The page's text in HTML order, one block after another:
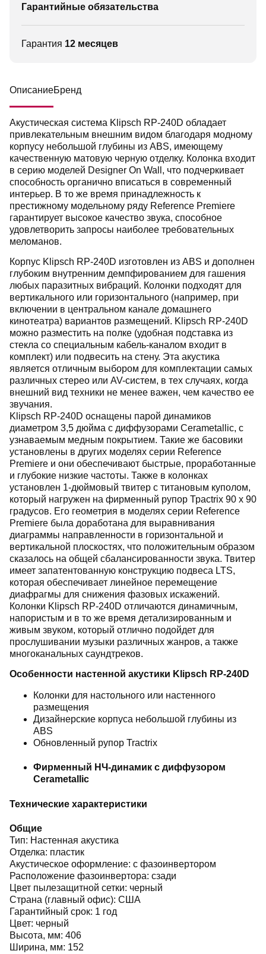
Гарантийные обязательства
Гарантия 12 месяцев
ОписаниеБренд
Акустическая система Klipsch RP-240D обладает
привлекательным внешним видом благодаря модному
корпусу небольшой глубины из ABS, имеющему
качественную матовую черную отделку. Колонка входит
в серию моделей Designer On Wall, что подчеркивает
способность органично вписаться в современный
интерьер. В то же время принадлежность к
престижному модельному ряду Reference Premiere
гарантирует высокое качество звука, способное
удовлетворить запросы наиболее требовательных
меломанов.
Корпус Klipsch RP-240D изготовлен из ABS и дополнен
глубоким внутренним демпфированием для гашения
любых паразитных вибраций. Колонки подходят для
вертикального или горизонтального (например, при
включении в центральном канале домашнего
кинотеатра) вариантов размещений. Klipsch RP-240D
можно разместить на полке (удобная подставка из
стекла со специальным кабель-каналом входит в
комплект) или подвесить на стену. Эта акустика
является отличным выбором для комплектации самых
различных стерео или AV-систем, в тех случаях, когда
внешний вид техники не менее важен, чем качество ее
звучания.
Klipsch RP-240D оснащены парой динамиков
диаметром 3,5 дюйма с диффузорами Cerametallic, c
узнаваемым медным покрытием. Такие же басовики
установлены в других моделях серии Reference
Premiere и они обеспечивают быстрые, проработанные
и глубокие низкие частоты. Также в колонках
установлен 1-дюймовый твитер с титановым куполом,
который нагружен на фирменный рупор Траctrix 90 х 90
градусов. Его геометрия в моделях серии Reference
Premiere была доработана для выравнивания
диаграммы направленности в горизонтальной и
вертикальной плоскостях, что положительным образом
сказалось на общей сбалансированности звука. Твитер
имеет запатентованную конструкцию подвеса LTS,
которая обеспечивает линейное перемещение
диафрагмы для снижения фазовых искажений.
Колонки Klipsch RP-240D отличаются динамичным,
напористым и в то же время детализированным и
живым звуком, который отлично подойдет для
прослушивании музыки различных жанров, а также
многоканальных саундтреков.
Особенности настенной акустики Klipsch RP-240D
Колонки для настольного или настенного
размещения
Дизайнерские корпуса небольшой глубины из
ABS
Обновленный рупор Tractrix
Фирменный НЧ-динамик с диффузором
Cerametallic
Технические характеристики
Общие
Тип: Настенная акустика
Отделка: пластик
Акустическое оформление: с фазоинвертором
Расположение фазоинвертора: сзади
Цвет пылезащитной сетки: черный
Страна (главный офис): США
Гарантийный срок: 1 год
Цвет: черный
Высота, мм: 406
Ширина, мм: 152